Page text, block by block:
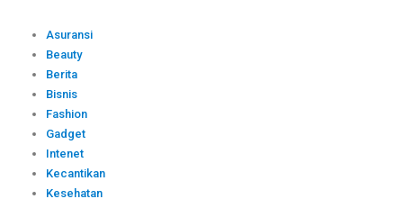
Asuransi
Beauty
Berita
Bisnis
Fashion
Gadget
Intenet
Kecantikan
Kesehatan